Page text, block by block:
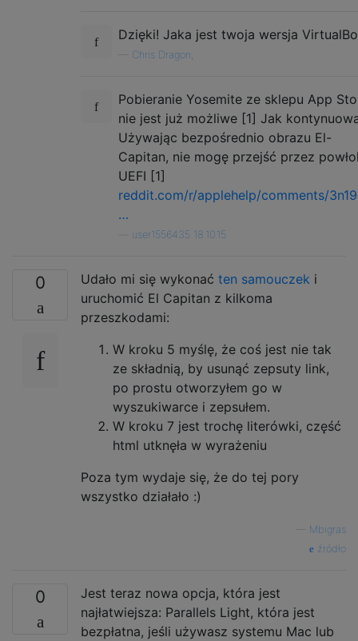
Dzięki! Jaka jest twoja wersja
Chris Dragon,
Pobieranie Yosemite ze sklepu App
nie jest już możliwe [1] Jak
Używając bezpośrednio obrazu El-
Capitan, nie mogę przejść przez
UEFI [1]
reddit.com/r/applehelp/comments/
…
user1556435 18.10.15
0 Udało mi się wykonać ten samouczek i
uruchomić El Capitan z kilkoma
przeszkodami:
W kroku 5 myślę, że coś jest nie tak
ze składnią, by usunąć zepsuty link,
po prostu otworzyłem go w
wyszukiwarce i zepsułem.
W kroku 7 jest trochę literówki, część
html utknęła w wyrażeniu
Poza tym wydaje się, że do tej pory
wszystko działało :)
Mbigras
źródło
0
Jest teraz nowa opcja, która jest
najłatwiejsza: Parallels Light, która jest
bezpłatna, jeśli używasz systemu Mac lub